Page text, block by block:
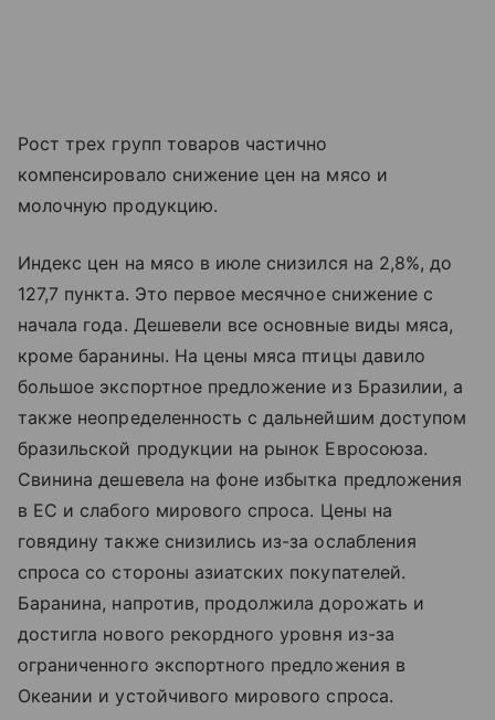
Рост трех групп товаров частично
компенсировало снижение цен на мясо и
молочную продукцию.
Индекс цен на мясо в июле снизился на 2,8%, до
127,7 пункта. Это первое месячное снижение с
начала года. Дешевели все основные виды мяса,
кроме баранины. На цены мяса птицы давило
большое экспортное предложение из Бразилии, а
также неопределенность с дальнейшим доступом
бразильской продукции на рынок Евросоюза.
Свинина дешевела на фоне избытка предложения
в ЕС и слабого мирового спроса. Цены на
говядину также снизились из-за ослабления
спроса со стороны азиатских покупателей.
Баранина, напротив, продолжила дорожать и
достигла нового рекордного уровня из-за
ограниченного экспортного предложения в
Океании и устойчивого мирового спроса.